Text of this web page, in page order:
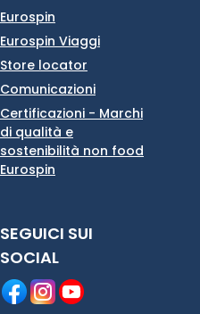
Eurospin
Eurospin Viaggi
Store locator
Comunicazioni
Certificazioni - Marchi
di qualità e
sostenibilità non food
Eurospin
SEGUICI SUI
SOCIAL